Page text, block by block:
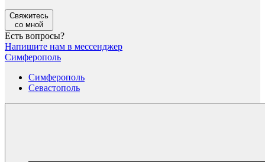
Свяжитесь
со мной
Есть вопросы?
Напишите нам в мессенджер
Симферополь
Симферополь
Севастополь